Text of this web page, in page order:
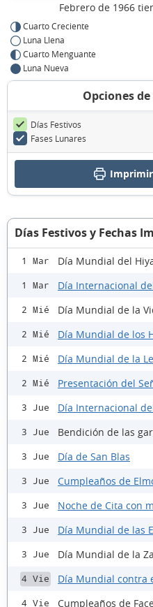
Febrero de 1966
Cuarto Creciente
Luna Llena
Cuarto Menguante
Luna Nueva
Opciones
Días Festivos
Fases Lunares
Imprimir
Días Festivos y Fechas
1 Mar Día Mundial del
1 Mar Día Internacional
2 Mié Día Mundial de la
2 Mié Día Mundial de los
2 Mié Día Mundial de la
2 Mié Presentación del
3 Jue Día Internacional
3 Jue Bendición de las
3 Jue Día de San Blas
3 Jue Cumpleaños de
3 Jue Noche de Cita con
3 Jue Día Mundial de las
3 Jue Día Mundial de la
4 Vie Día Mundial contra
4 Vie Cumpleaños de